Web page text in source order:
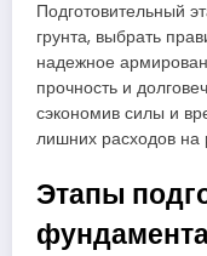
Подготовительный
грунта, выбрать
надежное
прочность и
сэкономив силы и
лишних расходов на
Этапы